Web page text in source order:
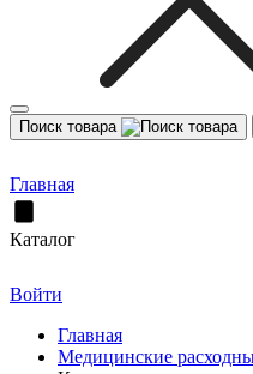
Поиск товара
Главная
Каталог
Войти
Главная
Медицинские